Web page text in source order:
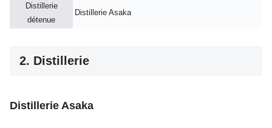
Distillerie
détenue
Distillerie Asaka
2. Distillerie
Distillerie Asaka